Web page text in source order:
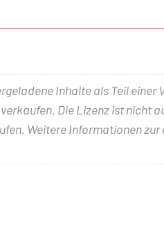
Inhalte als Teil einer
Die Lizenz ist nicht
Weitere Informationen